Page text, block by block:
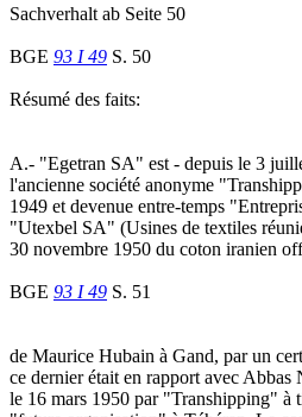
Sachverhalt ab Seite 50
BGE 93 I 49 S. 50
Résumé des faits:
A.- "Egetran SA" est - depuis le 3
l'ancienne société anonyme
1949 et devenue entre-temps
"Utexbel SA" (Usines de textiles
30 novembre 1950 du coton iranien
BGE 93 I 49 S. 51
de Maurice Hubain à Gand, par un
ce dernier était en rapport avec
le 16 mars 1950 par "Transhipping" à